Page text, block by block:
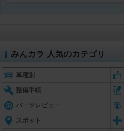
みんカラ 人気のカテゴリ
車種別
整備手帳
パーツレビュー
スポット